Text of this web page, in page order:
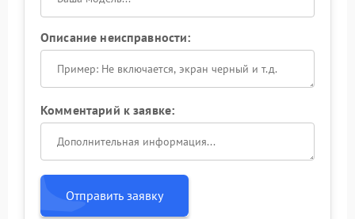
Описание неисправности:
Комментарий к заявке:
Отправить заявку